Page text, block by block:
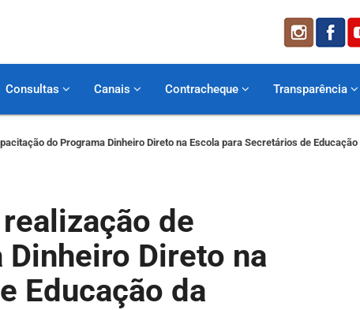
Consultas Canais Contracheque Transparência
do Programa Dinheiro Direto na Escola para Secretários de
de
Direto na
Educação da